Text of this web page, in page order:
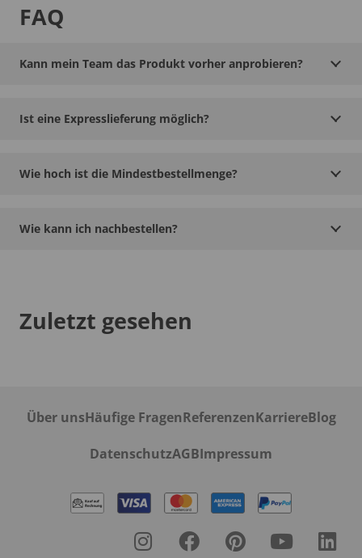
FAQ
Kann mein Team das Produkt vorher anprobieren?
Ist eine Expresslieferung möglich?
Wie hoch ist die Mindestbestellmenge?
Wie kann ich nachbestellen?
Zuletzt gesehen
Über unsHäufige FragenReferenzenKarriereBlog
DatenschutzAGBImpressum